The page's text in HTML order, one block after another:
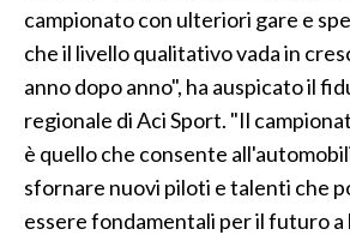
campionato con ulteriori gare e
che il livello qualitativo vada in
anno dopo anno", ha auspicato il
regionale di Aci Sport. "Il
è quello che consente
sfornare nuovi piloti e talenti che
essere fondamentali per il futuro a